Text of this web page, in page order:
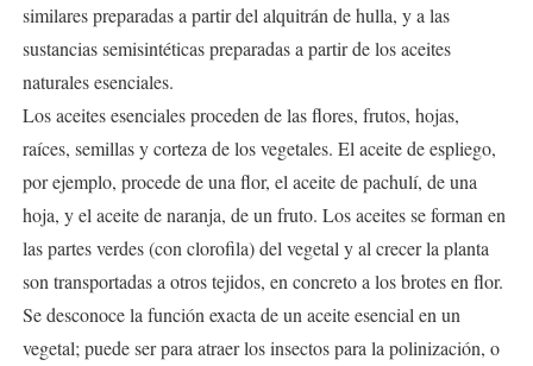
similares preparadas a partir del alquitrán de hulla, y a las
sustancias semisintéticas preparadas a partir de los aceites
naturales esenciales.
Los aceites esenciales proceden de las flores, frutos, hojas,
raíces, semillas y corteza de los vegetales. El aceite de espliego,
por ejemplo, procede de una flor, el aceite de pachulí, de una
hoja, y el aceite de naranja, de un fruto. Los aceites se forman en
las partes verdes (con clorofila) del vegetal y al crecer la planta
son transportadas a otros tejidos, en concreto a los brotes en flor.
Se desconoce la función exacta de un aceite esencial en un
vegetal; puede ser para atraer los insectos para la polinización, o